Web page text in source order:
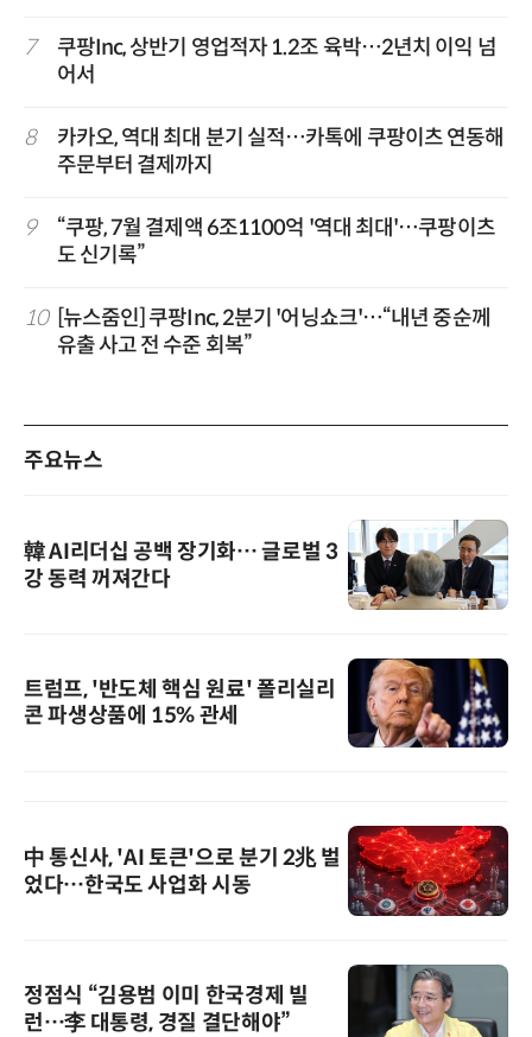
7
쿠팡Inc, 상반기 영업적자 1.2조 육박…2년치 이익 넘
어서
8
카카오, 역대 최대 분기 실적…카톡에 쿠팡이츠 연동해
주문부터 결제까지
9
“쿠팡, 7월 결제액 6조1100억 '역대 최대'…쿠팡이츠
도 신기록”
10
[뉴스줌인] 쿠팡Inc, 2분기 '어닝쇼크'…“내년 중순께
유출 사고 전 수준 회복”
주요뉴스
韓 AI리더십 공백 장기화… 글로벌 3
강 동력 꺼져간다
트럼프, '반도체 핵심 원료' 폴리실리
콘 파생상품에 15% 관세
中 통신사, 'AI 토큰'으로 분기 2兆 벌
었다…한국도 사업화 시동
정점식 “김용범 이미 한국경제 빌
런…李 대통령, 경질 결단해야”